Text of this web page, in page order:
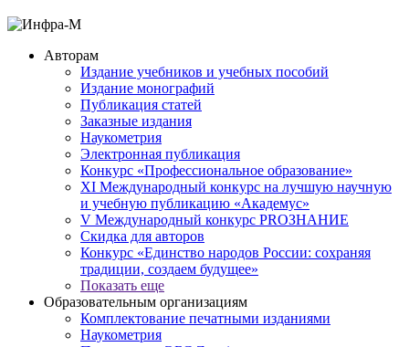
Авторам
Издание учебников и учебных пособий
Издание монографий
Публикация статей
Заказные издания
Наукометрия
Электронная публикация
Конкурс «Профессиональное образование»
XI Международный конкурс на лучшую научную
и учебную публикацию «Академус»
V Международный конкурс PROЗНАНИЕ
Скидка для авторов
Конкурс «Единство народов России: сохраняя
традиции, создаем будущее»
Показать еще
Образовательным организациям
Комплектование печатными изданиями
Наукометрия